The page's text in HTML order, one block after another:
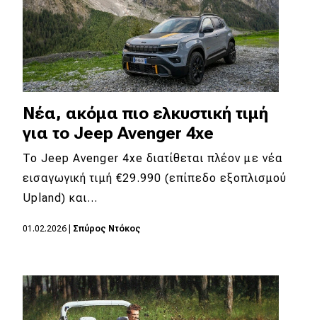
Νέα, ακόμα πιο ελκυστική τιμή
για το Jeep Avenger 4xe
To Jeep Avenger 4xe διατίθεται πλέον με νέα
εισαγωγική τιμή €29.990 (επίπεδο εξοπλισμού
Upland) και…
01.02.2026 Σπύρος Ντόκος